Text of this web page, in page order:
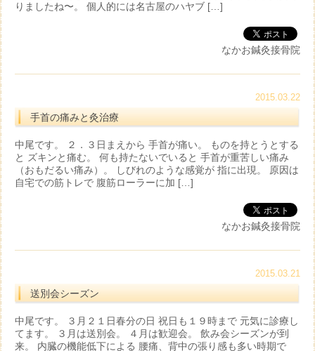
りましたね〜。 個人的には名古屋のハヤブ […]
なかお鍼灸接骨院
2015.03.22
手首の痛みと灸治療
中尾です。 ２．３日まえから 手首が痛い。 ものを持とうとする
と ズキンと痛む。 何も持たないでいると 手首が重苦しい痛み
（おもだるい痛み）。 しびれのような感覚が 指に出現。 原因は
自宅での筋トレで 腹筋ローラーに加 […]
なかお鍼灸接骨院
2015.03.21
送別会シーズン
中尾です。 ３月２１日春分の日 祝日も１９時まで 元気に診療し
てます。 ３月は送別会。 ４月は歓迎会。 飲み会シーズンが到
来。 内臓の機能低下による 腰痛、背中の張り感も多い時期で